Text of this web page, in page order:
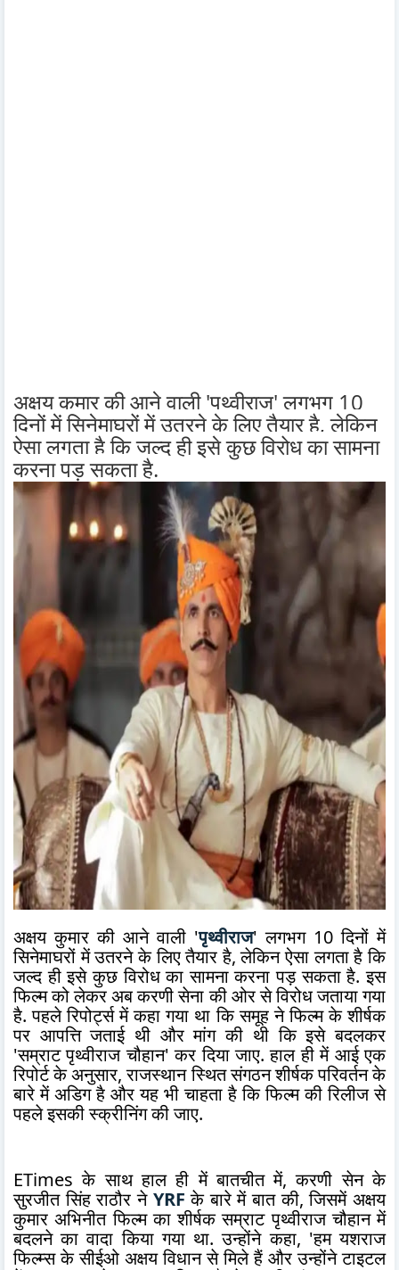
अक्षय कुमार की आने वाली 'पृथ्वीराज' लगभग 10
दिनों में सिनेमाघरों में उतरने के लिए तैयार है, लेकिन
ऐसा लगता है कि जल्द ही इसे कुछ विरोध का सामना
करना पड़ सकता है.
अक्षय कुमार की आने वाली 'पृथ्वीराज' लगभग 10 दिनों में
सिनेमाघरों में उतरने के लिए तैयार है, लेकिन ऐसा लगता है कि
जल्द ही इसे कुछ विरोध का सामना करना पड़ सकता है. इस
फिल्म को लेकर अब करणी सेना की ओर से विरोध जताया गया
है. पहले रिपोर्ट्स में कहा गया था कि समूह ने फिल्म के शीर्षक
पर आपत्ति जताई थी और मांग की थी कि इसे बदलकर
'सम्राट पृथ्वीराज चौहान' कर दिया जाए. हाल ही में आई एक
रिपोर्ट के अनुसार, राजस्थान स्थित संगठन शीर्षक परिवर्तन के
बारे में अडिग है और यह भी चाहता है कि फिल्म की रिलीज से
पहले इसकी स्क्रीनिंग की जाए.
ETimes के साथ हाल ही में बातचीत में, करणी सेन के
सुरजीत सिंह राठौर ने YRF के बारे में बात की, जिसमें अक्षय
कुमार अभिनीत फिल्म का शीर्षक सम्राट पृथ्वीराज चौहान में
बदलने का वादा किया गया था. उन्होंने कहा, 'हम यशराज
फिल्म्स के सीईओ अक्षय विधान से मिले हैं और उन्होंने टाइटल